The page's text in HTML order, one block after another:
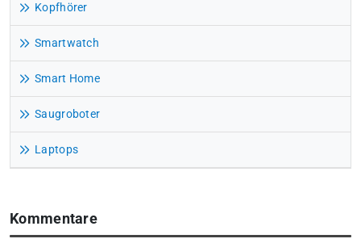
Kopfhörer
Smartwatch
Smart Home
Saugroboter
Laptops
Kommentare